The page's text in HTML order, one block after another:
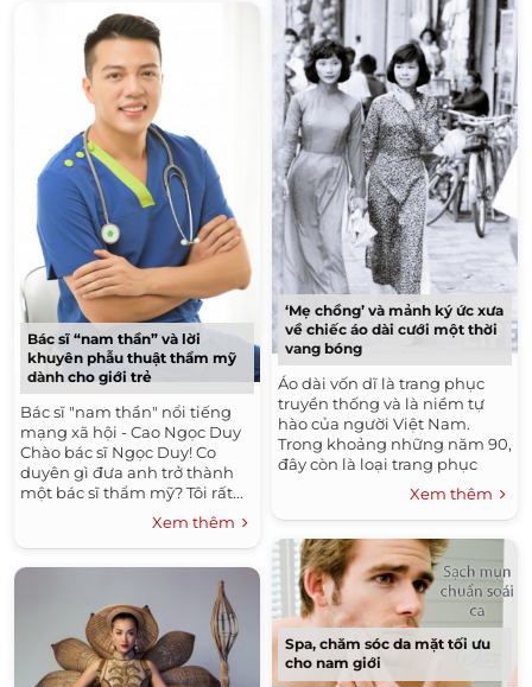
Bác sĩ “nam thần” và lời
khuyên phẫu thuật thẩm mỹ
dành cho giới trẻ
Bác sĩ "nam thần" nổi tiếng
mạng xã hội - Cao Ngọc Duy
Chào bác sĩ Ngọc Duy! Co
duyên gì đưa anh trở thành
một bác sĩ thẩm mỹ? Tôi rất...
Xem thêm
‘Mẹ chồng’ và mảnh ký ức xưa
về chiếc áo dài cưới một thời
vang bóng
Áo dài vốn dĩ là trang phục
truyền thống và là niềm tự
hào của người Việt Nam.
Trong khoảng những năm 90,
đây còn là loại trang phục
được ứng dụng khá rộng rãi,
Xem thêm
Spa, chăm sóc da mặt tối ưu
cho nam giới